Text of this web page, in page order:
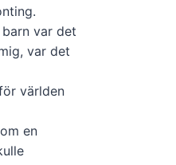
var det
var det
världen
en